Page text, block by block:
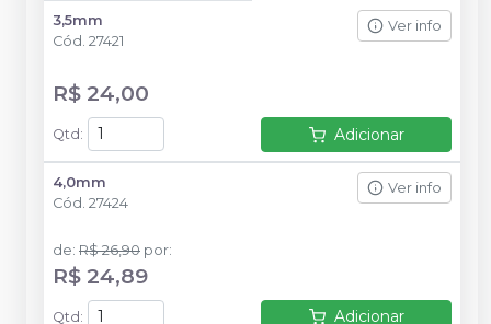
3,5mm
Cód. 27421
Ver info
R$ 24,00
Qtd : Adicionar
4,0mm
Cód. 27424
Ver info
de: R$ 26,90 por:
R$ 24,89
Qtd: Adicionar